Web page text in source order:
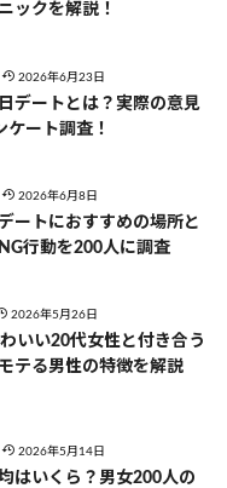
ックを解説！
2026年6月23日
デートとは？実際の意見
ケート調査！
2026年6月8日
ートにおすすめの場所と
行動を200人に調査
2026年5月26日
いい20代女性と付き合う
テる男性の特徴を解説
2026年5月14日
はいくら？男女200人の